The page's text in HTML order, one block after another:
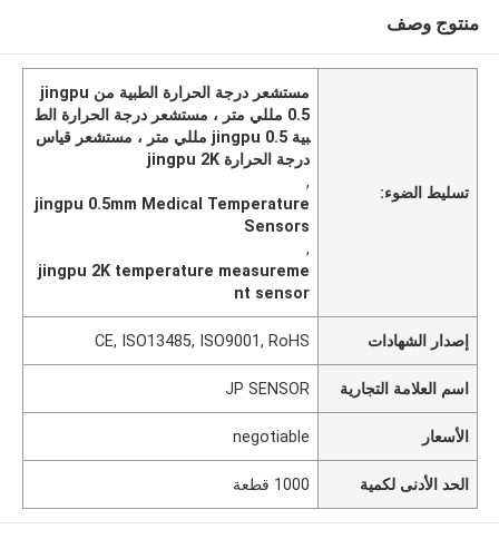
منتوج وصف
تسليط الضوء:
مستشعر درجة الحرارة الطبية من jingpu
0.5 مللي متر ، مستشعر درجة الحرارة الط
بية jingpu 0.5 مللي متر ، مستشعر قياس
درجة الحرارة jingpu 2K
,
jingpu 0.5mm Medical Temperature
Sensors
,
jingpu 2K temperature measureme
nt sensor
إصدار الشهادات CE, ISO13485, ISO9001, RoHS
اسم العلامة التجارية JP SENSOR
الأسعار negotiable
الحد الأدنى لكمية 1000 قطعة